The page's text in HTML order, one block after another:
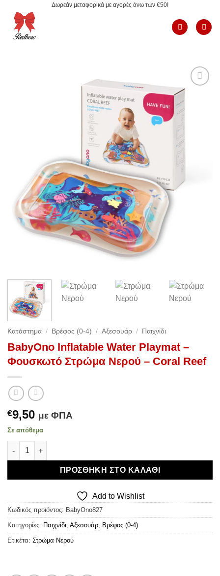
περιεχόμενο
Δωρεάν μεταφορικά με αγορές άνω των €50!
Κατάστημα / Βρέφος (0-4) / Αξεσουάρ / Παιχνίδι
BabyOno Inflatable Water Playmat –
Φουσκωτό Στρώμα Νερού – Coral Reef
€9,50 με ΦΠΑ
Σε απόθεμα
BabyOno Inflatable Water Playmat - Φουσκωτό Στρώμα Νερού
ΠΡΟΣΘΉΚΗ ΣΤΟ ΚΑΛΆΘΙ
Add to Wishlist
Κωδικός προϊόντος: BabyOno827
Κατηγορίες: Παιχνίδι, Αξεσουάρ, Βρέφος (0-4)
Ετικέτα: Στρώμα Νερού